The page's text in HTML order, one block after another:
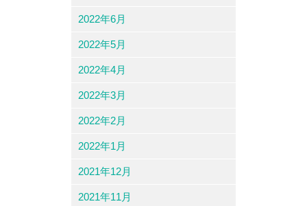
2022年6月
2022年5月
2022年4月
2022年3月
2022年2月
2022年1月
2021年12月
2021年11月